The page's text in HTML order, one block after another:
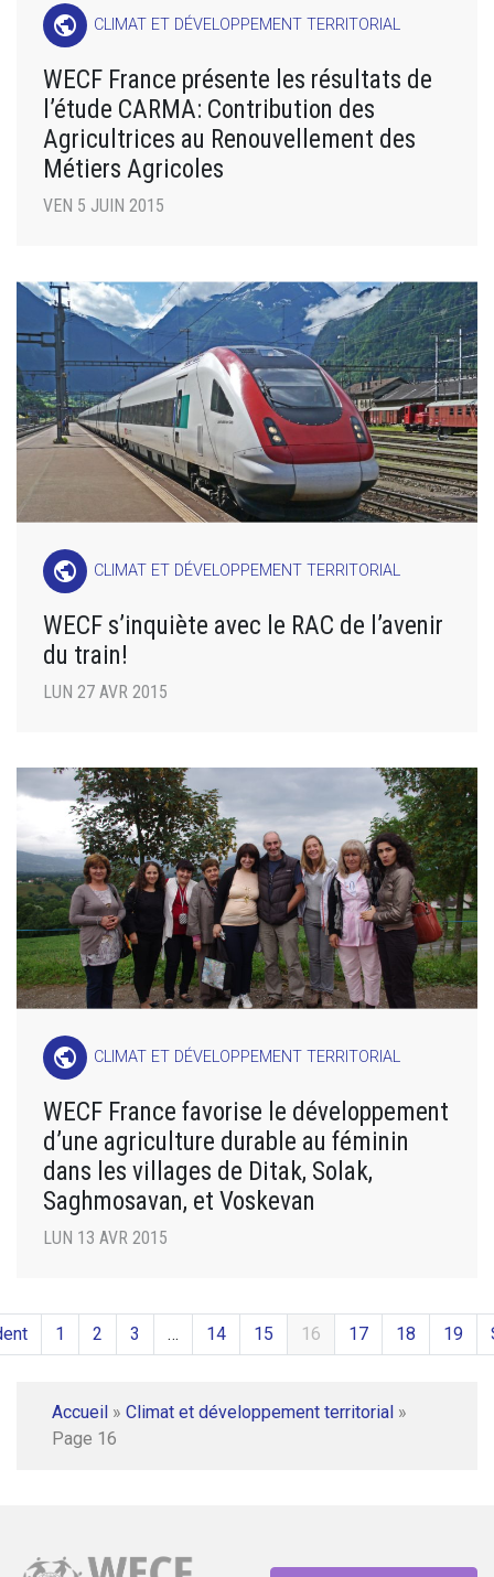
public CLIMAT ET DÉVELOPPEMENT TERRITORIAL
WECF France présente les résultats de
l’étude CARMA: Contribution des
Agricultrices au Renouvellement des
Métiers Agricoles
VEN 5 JUIN 2015
public CLIMAT ET DÉVELOPPEMENT TERRITORIAL
WECF s’inquiète avec le RAC de l’avenir
du train!
LUN 27 AVR 2015
public CLIMAT ET DÉVELOPPEMENT TERRITORIAL
WECF France favorise le développement
d’une agriculture durable au féminin
dans les villages de Ditak, Solak,
Saghmosavan, et Voskevan
LUN 13 AVR 2015
1 2 3 … 14 15 16 17 18 19
Accueil » Climat et développement territorial »
Page 16